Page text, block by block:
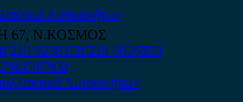
67, Ν.ΚΟΣΜΟΣ
210 9238158 210 9026839